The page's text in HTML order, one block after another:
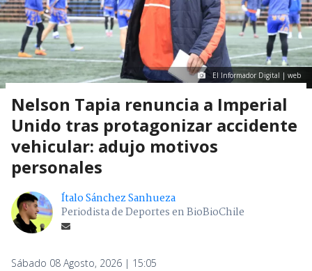
El Informador Digital | web
Nelson Tapia renuncia a Imperial
Unido tras protagonizar accidente
vehicular: adujo motivos
personales
Ítalo Sánchez Sanhueza
Periodista de Deportes en BioBioChile
Sábado 08 Agosto, 2026 | 15:05